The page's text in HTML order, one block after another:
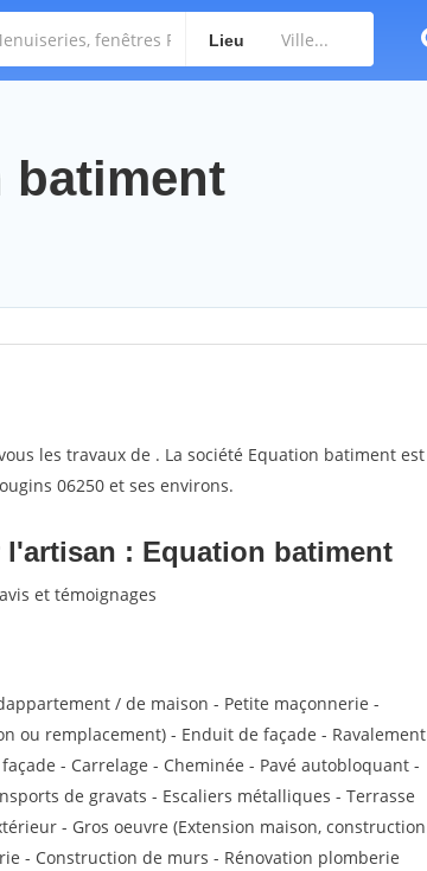
Lieu
batiment
les travaux de . La société Equation batiment est
06250 et ses environs.
: Equation batiment
et témoignages
/ de maison - Petite maçonnerie -
ou remplacement) - Enduit de façade - Ravalement
- Carrelage - Cheminée - Pavé autobloquant -
de gravats - Escaliers métalliques - Terrasse
- Gros oeuvre (Extension maison, construction
- Construction de murs - Rénovation plomberie